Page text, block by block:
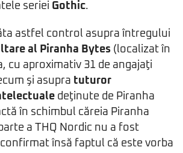
seriei Gothic.
astfel control asupra întregului
al Piranha Bytes (localizat în
cu aproximativ 31 de angajaţi
şi asupra tuturor
deţinute de Piranha
în schimbul căreia Piranha
a THQ Nordic nu a fost
însă faptul că este vorba